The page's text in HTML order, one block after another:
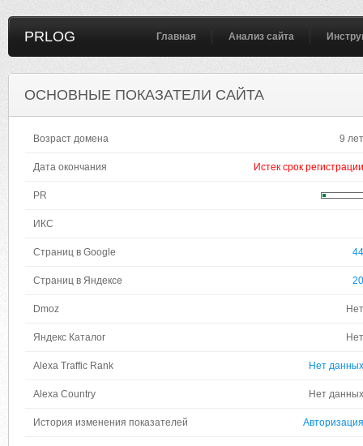
PRLOG Главная Анализ сайта
ОСНОВНЫЕ ПОКАЗАТЕЛИ САЙТА
Возраст домена 9 лет
Дата окончания Истек срок регистрации
PR
ИКС
Страниц в Google 44
Страниц в Яндексе 20
Dmoz Нет
Яндекс Каталог Нет
Alexa Traffic Rank Нет данных
Alexa Country Нет данных
История изменения показателей Авторизация